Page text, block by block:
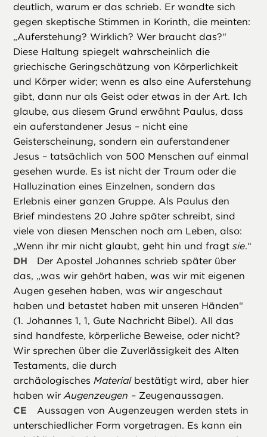
deutlich, warum er das schrieb. Er wandte sich
gegen skeptische Stimmen in Korinth, die meinten:
„Auferstehung? Wirklich? Wer braucht das?“
Diese Haltung spiegelt wahrscheinlich die
griechische Geringschätzung von Körperlichkeit
und Körper wider; wenn es also eine Auferstehung
gibt, dann nur als Geist oder etwas in der Art. Ich
glaube, aus diesem Grund erwähnt Paulus, dass
ein auferstandener Jesus – nicht eine
Geisterscheinung, sondern ein auferstandener
Jesus – tatsächlich von 500 Menschen auf einmal
gesehen wurde. Es ist nicht der Traum oder die
Halluzination eines Einzelnen, sondern das
Erlebnis einer ganzen Gruppe. Als Paulus den
Brief mindestens 20 Jahre später schreibt, sind
viele von diesen Menschen noch am Leben, also:
„Wenn ihr mir nicht glaubt, geht hin und fragtsie.“
DH
Der Apostel Johannes schrieb später über
das, „was wir gehört haben, was wir mit eigenen
Augen gesehen haben, was wir angeschaut
haben und betastet haben mit unseren Händen“
(1. Johannes 1, 1, Gute Nachricht Bibel). All das
sind handfeste, körperliche Beweise, oder nicht?
Wir sprechen über die Zuverlässigkeit des Alten
Testaments, die durch
archäologischesMaterialbestätigt wird, aber hier
haben wirAugenzeugen – Zeugenaussagen.
CE
Aussagen von Augenzeugen werden stets in
unterschiedlicher Form vorgetragen. Es kann ein